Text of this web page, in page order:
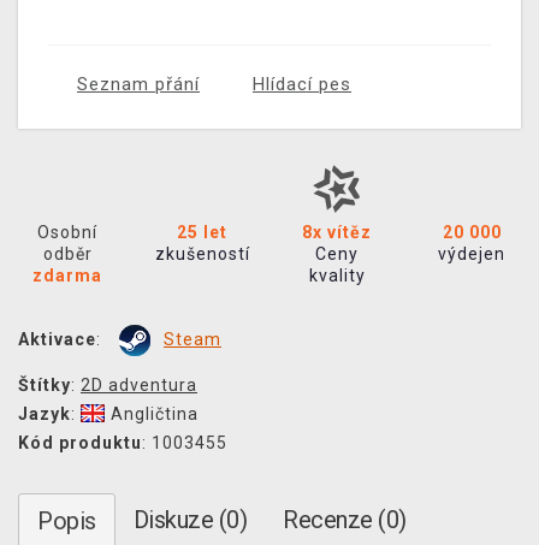
Seznam přání Hlídací pes
Osobní
odběr
zdarma
25 let
zkušeností
8x vítěz
Ceny
kvality
20 000
výdejen
Aktivace: Steam
Štítky: 2D adventura
Jazyk:
Angličtina
Kód produktu: 1003455
Popis Diskuze (0) Recenze (0)